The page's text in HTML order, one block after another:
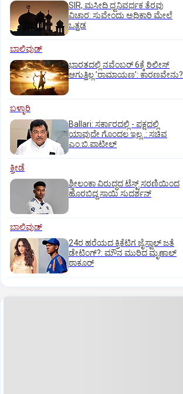
SIR, ಮಸೀದಿ ಧ್ವನಿವರ್ಧಕ ತೆರವು
ವಿಚಾರ: ಸುವೇಂದು ಅಧಿಕಾರಿ ಮೇಲೆ
ಒತ್ತಡ
ಬಾಲಿವುಡ್‌
ಭಾರತದಲ್ಲಿ ನವೆಂಬರ್‌ 6ಕ್ಕೆ ರಿಲೀಸ್‌
ಆಗುತ್ತಿಲ್ಲ ʼರಾಮಾಯಣʼ: ಕಾರಣವೇನು?
ಬಳ್ಳಾರಿ
Ballari: ಸರ್ಕಾರದಲ್ಲಿ - ಪಕ್ಷದಲ್ಲಿ
ಯಾವುದೇ ಗೊಂದಲ ಇಲ್ಲ..: ಸಚಿವ
ಎಂ.ಬಿ.ಪಾಟೀಲ್
ಕ್ರೀಡೆ
ಶ್ರೀಲಂಕಾ ವಿರುದ್ಧದ ಟೆಸ್ಟ್ ಸರಣಿಯಿಂದ
ಹೊರಬಿದ್ದ ಸಾಯಿ ಸುದರ್ಶನ್
ಬಾಲಿವುಡ್‌
24ರ ಹರೆಯದ ಕ್ರಿಕೆಟಿಗ ಜೈಸ್ವಾಲ್‌ ಜತೆ
ಡೇಟಿಂಗ್?:‌ ಮೌನ ಮುರಿದ ಮೃಣಾಲ್‌
ಠಾಕೂರ್